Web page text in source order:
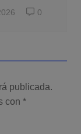
0
publicada.
con *